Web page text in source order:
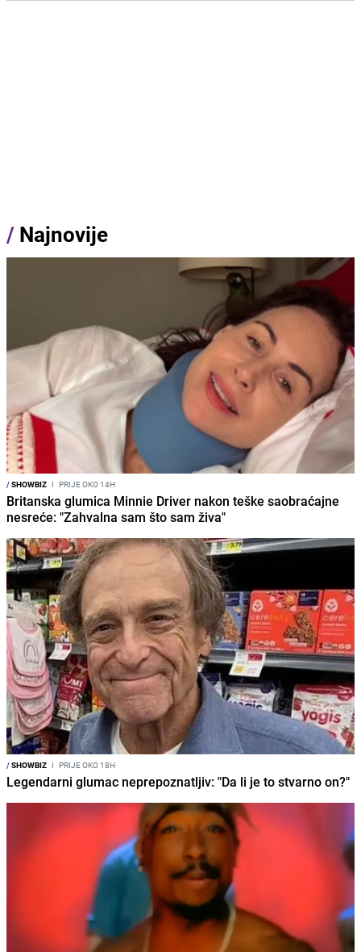
/ Najnovije
/SHOWBIZ I PRIJE OKO 14H
Britanska glumica Minnie Driver nakon teške saobraćajne
nesreće: "Zahvalna sam što sam živa"
/SHOWBIZ I PRIJE OKO 18H
Legendarni glumac neprepoznatljiv: "Da li je to stvarno on?"